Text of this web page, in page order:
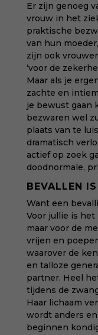
Er zijn genoeg
vrouw in het
praktische
van hun
zijn ook
‘voor de
Maar als je
zachte en
je bewust gaan
bezwaren wel
plaats van te
dramatisch
actief op zoek
doodnormale,
BEVALLEN
Want een
Voor jullie is
maar voor de
vrijen en
waarover de
en talloze
partner. Heel
tijdens de
Haar lichaam
wordt anders
beginnen